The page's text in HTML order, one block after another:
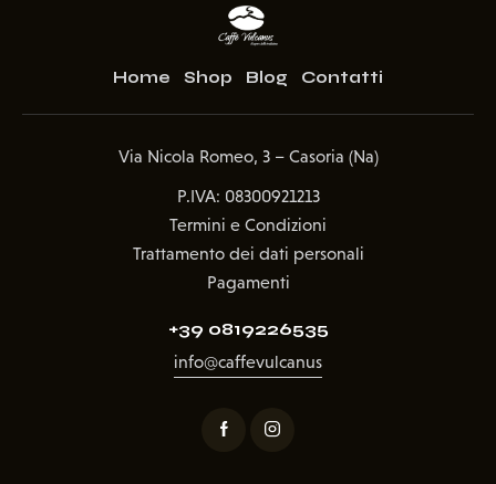
Home Shop Blog Contatti
Via Nicola Romeo, 3 – Casoria (Na)
P.IVA: 08300921213
Termini e Condizioni
Trattamento dei dati personali
Pagamenti
+39 0819226535
info@caffevulcanus